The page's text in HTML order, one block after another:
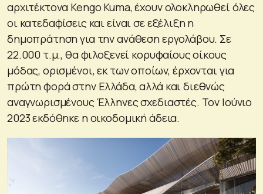
αρχιτέκτονα Kengo Kuma, έχουν ολοκληρωθεί όλες
οι κατεδαφίσεις και είναι σε εξέλιξη η
δημοπράτηση για την ανάθεση εργολάβου. Σε
22.000 τ.μ., θα φιλοξενεί κορυφαίους οίκους
μόδας, ορισμένοι, εκ των οποίων, έρχονται για
πρώτη φορά στην Ελλάδα, αλλά και διεθνώς
αναγνωρισμένους Έλληνες σχεδιαστές. Τον Ιούνιο
2023 εκδόθηκε η οικοδομική άδεια.